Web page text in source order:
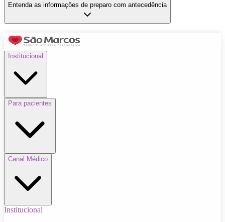
Entenda as informações de preparo com antecedência
Institucional
Para pacientes
Canal Médico
Institucional